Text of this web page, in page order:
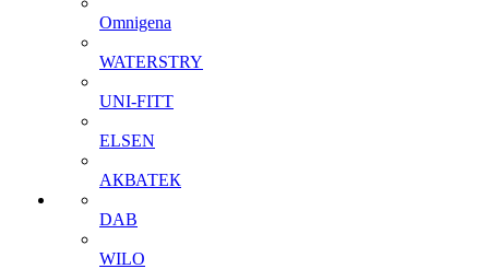
Omnigena
WATERSTRY
UNI-FITT
ELSEN
АКВАТЕК
DAB
WILO